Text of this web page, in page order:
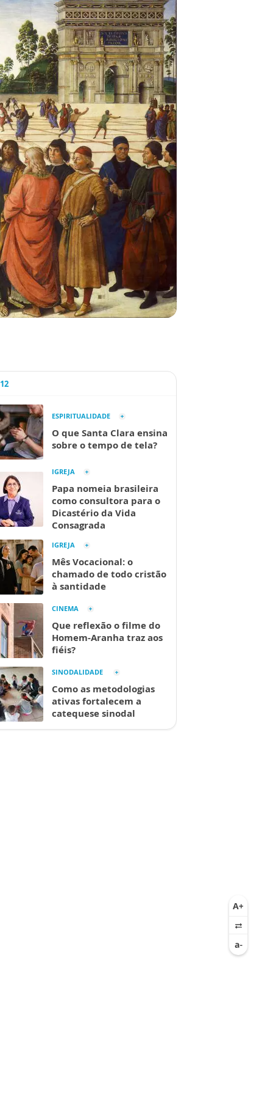
ESPIRITUALIDADE
O que Santa Clara ensina
sobre o tempo de tela?
IGREJA
Papa nomeia brasileira
como consultora para o
Dicastério da Vida
Consagrada
IGREJA
Mês Vocacional: o
chamado de todo cristão
à santidade
CINEMA
Que reflexão o filme do
Homem-Aranha traz aos
fiéis?
SINODALIDADE
Como as metodologias
ativas fortalecem a
catequese sinodal